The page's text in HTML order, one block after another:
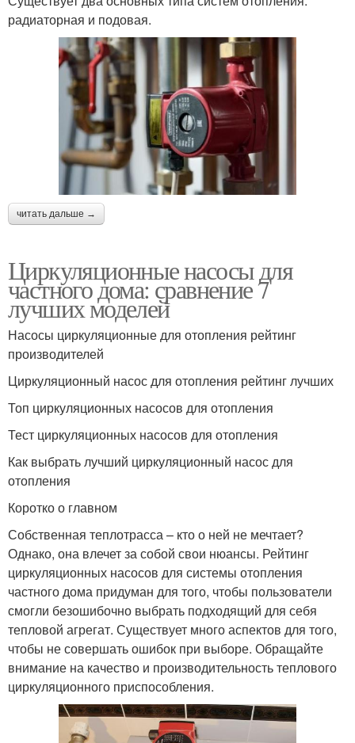
радиаторная и подовая.
читать дальше →
Циркуляционные насосы для
частного дома: сравнение 7
лучших моделей
Насосы циркуляционные для отопления рейтинг
производителей
Циркуляционный насос для отопления рейтинг лучших
Топ циркуляционных насосов для отопления
Тест циркуляционных насосов для отопления
Как выбрать лучший циркуляционный насос для
отопления
Коротко о главном
Собственная теплотрасса – кто о ней не мечтает?
Однако, она влечет за собой свои нюансы. Рейтинг
циркуляционных насосов для системы отопления
частного дома придуман для того, чтобы пользователи
смогли безошибочно выбрать подходящий для себя
тепловой агрегат. Существует много аспектов для того,
чтобы не совершать ошибок при выборе. Обращайте
внимание на качество и производительность теплового
циркуляционного приспособления.